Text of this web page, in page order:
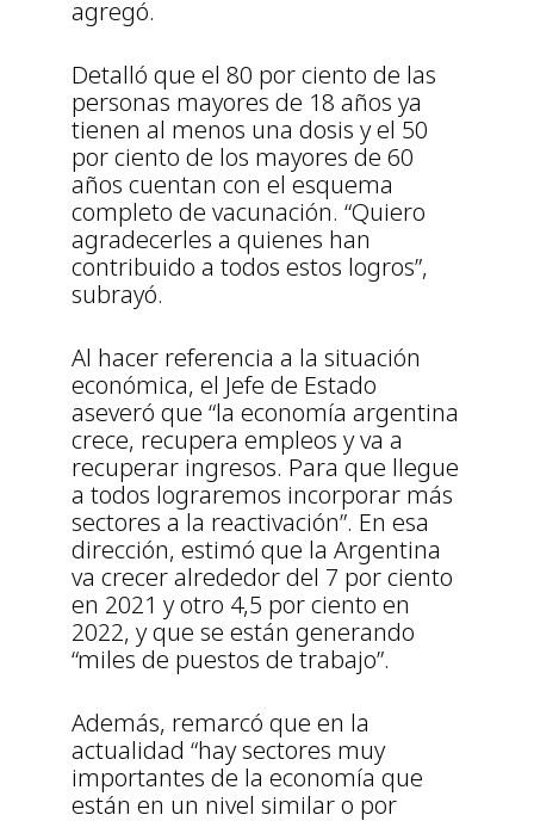
agregó.
Detalló que el 80 por ciento de las
personas mayores de 18 años ya
tienen al menos una dosis y el 50
por ciento de los mayores de 60
años cuentan con el esquema
completo de vacunación. “Quiero
agradecerles a quienes han
contribuido a todos estos logros”,
subrayó.
Al hacer referencia a la situación
económica, el Jefe de Estado
aseveró que “la economía argentina
crece, recupera empleos y va a
recuperar ingresos. Para que llegue
a todos lograremos incorporar más
sectores a la reactivación”. En esa
dirección, estimó que la Argentina
va crecer alrededor del 7 por ciento
en 2021 y otro 4,5 por ciento en
2022, y que se están generando
“miles de puestos de trabajo”.
Además, remarcó que en la
actualidad “hay sectores muy
importantes de la economía que
están en un nivel similar o por